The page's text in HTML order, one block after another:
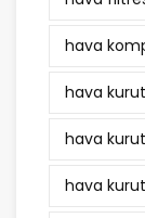
hava
hava
hava
hava